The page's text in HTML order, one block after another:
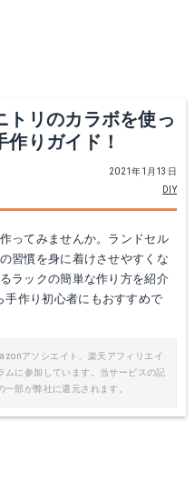
トリのカラボを使っ
りガイド！
2021年1月13日
DIY
ってみませんか。ランドセル
習慣を身に着けさせやすくな
ラックの簡単な作り方を紹介
手作り初心者にもおすすめで
アソシエイト、楽天アフィリエイ
ムに参加しています。当サービスの記
部が弊社に還元されます。